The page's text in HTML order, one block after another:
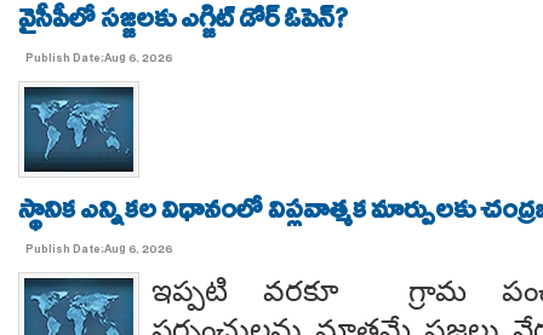
వైసీపీలో సజ్జలకు ఎగ్జిట్ డోర్ ఓపెన్?
Publish Date:Aug 6, 2026
స్థానిక ఎన్నికల విధానంలో విప్లవాత్మక మార్పులకు
Publish Date:Aug 6, 2026
ఇప్పటి వరకూ గ్రామ